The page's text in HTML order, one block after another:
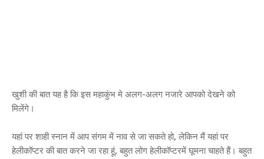
खुशी की बात यह है कि इस महाकुंभ मे अलग-अलग नजारे आपको देखने को
मिलेंगे।
यहां पर शाही स्नान में आप संगम में नाव से जा सकते हो, लेकिन मैं यहां पर
हेलीकॉप्टर की बात करने जा रहा हूं, बहुत लोग हेलीकॉप्टरमें घूमना चाहते हैं। बहुत